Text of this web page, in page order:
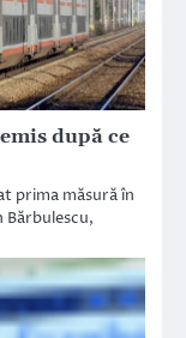
după ce
prima măsură în
Bărbulescu,